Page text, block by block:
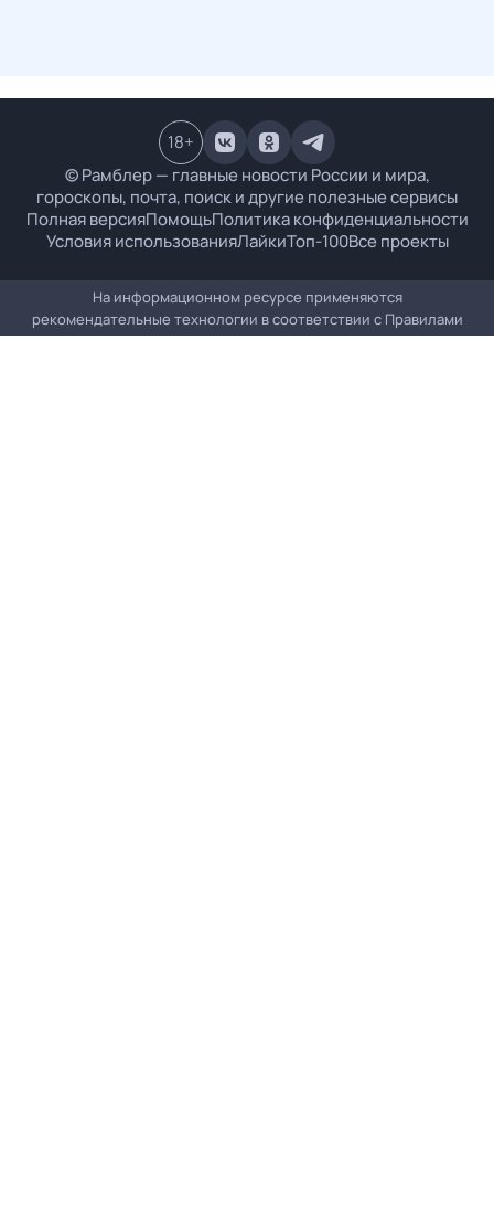
© Рамблер — главные новости России и мира,
гороскопы, почта, поиск и другие полезные сервисы
Полная версияПомощьПолитика конфиденциальности
Условия использованияЛайкиТоп-100Все проекты
18+
На информационном ресурсе применяются
рекомендательные технологии в соответствии с Правилами